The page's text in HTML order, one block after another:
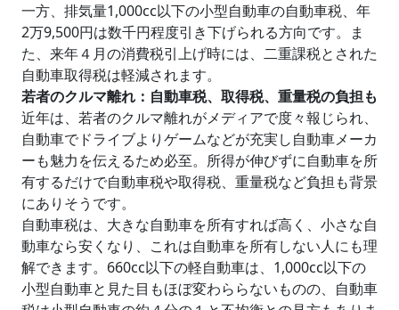
一方、排気量1,000cc以下の小型自動車の自動車税、年
2万9,500円は数千円程度引き下げられる方向です。ま
た、来年４月の消費税引上げ時には、二重課税とされた
自動車取得税は軽減されます。
若者のクルマ離れ：自動車税、取得税、重量税の負担も
近年は、若者のクルマ離れがメディアで度々報じられ、
自動車でドライブよりゲームなどが充実し自動車メーカ
ーも魅力を伝えるため必至。所得が伸びずに自動車を所
有するだけで自動車税や取得税、重量税など負担も背景
にありそうです。
自動車税は、大きな自動車を所有すれば高く、小さな自
動車なら安くなり、これは自動車を所有しない人にも理
解できます。660cc以下の軽自動車は、1,000cc以下の
小型自動車と見た目もほぼ変わららないものの、自動車